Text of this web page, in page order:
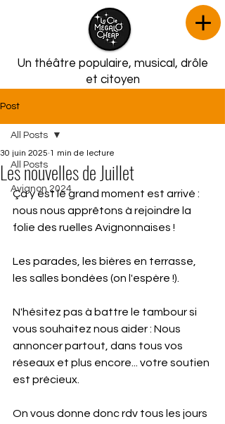
Un théâtre populaire, musical, drôle
et citoyen
Post
All Posts
Avignon 2024
All Posts
Les nouvelles de Juillet
30 juin 2025 1 min de lecture
Ça y est le grand moment est arrivé :
nous nous apprêtons à rejoindre la
folie des ruelles Avignonnaises !
Les parades, les bières en terrasse,
les salles bondées (on l'espère !).
N'hésitez pas à battre le tambour si
vous souhaitez nous aider : Nous
annoncer partout, dans tous vos
réseaux et plus encore... votre soutien
est précieux.
On vous donne donc rdv tous les jours